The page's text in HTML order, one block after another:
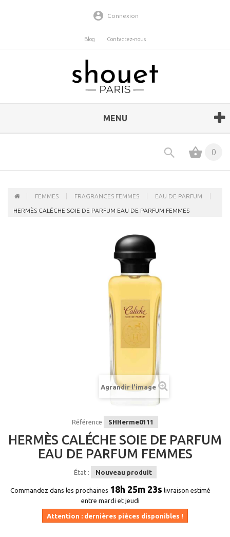
Connexion
Blog Contactez-nous
MENU
0
FEMMES FRAGRANCES FEMMES EAU DE PARFUM
HERMÈS CALÉCHE SOIE DE PARFUM EAU DE PARFUM FEMMES
Agrandir l'image
Référence SHHerme0111
HERMÈS CALÉCHE SOIE DE PARFUM
EAU DE PARFUM FEMMES
État : Nouveau produit
Commandez dans les prochaines 18h 25m 23s livraison estimé
entre mardi et jeudi
Attention : dernières pièces disponibles !